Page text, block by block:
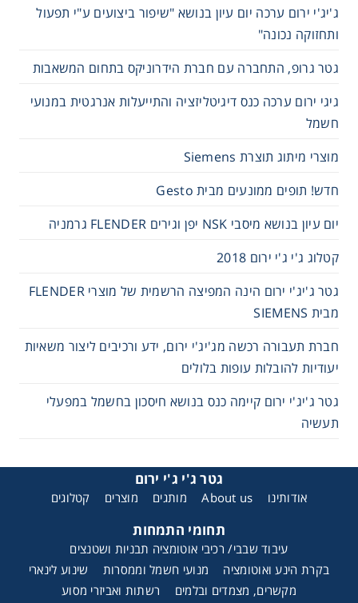
ג'יג'י ירום ערכה יום עיון בנושא "שיפור ביצועים ע"י תפעול
ותחזוקה נכונה"
גטר גרופ, התחברה עם חברת הידרוניקס בתחום המשאבות
גיגי ירום ערכה כנס דיגיטליזציה והתייעלות אנרגטית במנועי
חשמל
מוצרי מיתוג תוצרת Siemens
חדש! תופים ממונעים מבית Gesto
יום עיון בנושא מיסבי NSK יפן וגירים FLENDER גרמניה
קטלוג ג'י ג'י ירום 2018
גטר ג'יג'י ירום הינה המפיצה הרשמית של מוצרי FLENDER
מבית SIEMENS
חברת תעבורה רכשה מג'יג'י ירום, ידע ורכיבים ליצור משאיות
יעודיות להובלות עופות בלולים
גטר ג'יג'י ירום קיימה כנס בנושא חיסכון בחשמל במפעלי
תעשיה
גטר ג'י ג'י ירום
אודותינו About us מותגים מוצרים קטלוגים
תחומי התמחות
עיבוד שבבי/ רכיבי אוטומציה תבניות ושטנצים
בקרת הינע ואוטומציה
מנועי חשמל וממסרות
שינוע לינארי
מקשרים, מצמדים ובלמים
רשתות ואביזרי מסוע